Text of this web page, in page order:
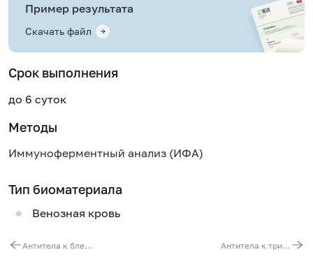
Пример результата
Скачать файл
Срок выполнения
до 6 суток
Методы
Иммуноферментный анализ (ИФА)
Тип биоматериала
Венозная кровь
Антитела к бледной трепонеме (Treponema pallidum) Антитела к трихомонаде вагиналис (Trichomonas vaginalis, IgG), титр